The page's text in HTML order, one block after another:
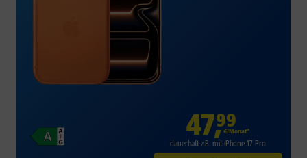
47,99
€/Monat*
dauerhaft z.B. mit iPhone 17 Pro